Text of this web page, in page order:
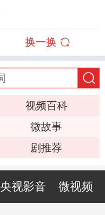
换一换
视频百科
微故事
剧推荐
央视影音 微视频